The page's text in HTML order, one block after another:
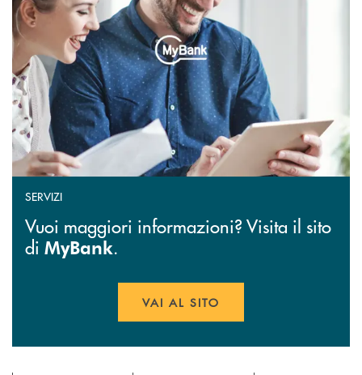
SERVIZI
Vuoi maggiori informazioni? Visita il sito
di MyBank.
VAI AL SITO